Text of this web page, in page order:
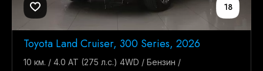
18
Toyota Land Cruiser, 300 Series, 2026
10 км. / 4.0 AT (275 л.с.) 4WD / Бензин /